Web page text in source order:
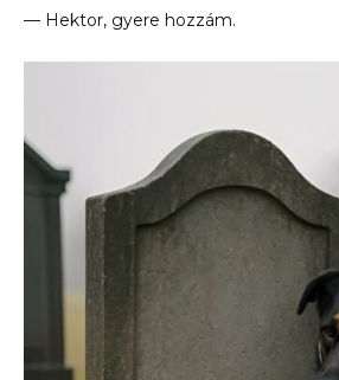
— Hektor, gyere hozzám.